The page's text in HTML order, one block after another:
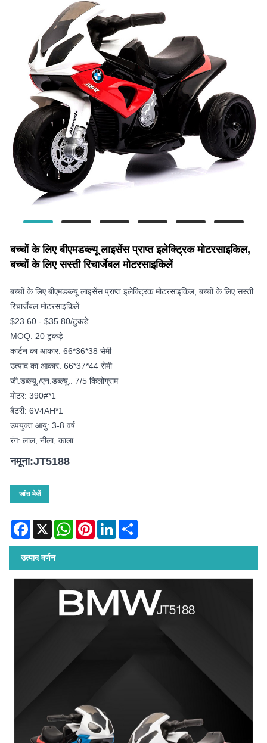
बच्चों के लिए बीएमडब्ल्यू लाइसेंस प्राप्त इलेक्ट्रिक मोटरसाइकिल,
बच्चों के लिए सस्ती रिचार्जेबल मोटरसाइकिलें
बच्चों के लिए बीएमडब्ल्यू लाइसेंस प्राप्त इलेक्ट्रिक मोटरसाइकिल, बच्चों के लिए सस्ती
रिचार्जेबल मोटरसाइकिलें
$23.60 - $35.80/टुकड़े
MOQ: 20 टुकड़े
कार्टन का आकार: 66*36*38 सेमी
उत्पाद का आकार: 66*37*44 सेमी
जी.डब्ल्यू./एन.डब्ल्यू.: 7/5 किलोग्राम
मोटर: 390#*1
बैटरी: 6V4AH*1
उपयुक्त आयु: 3-8 वर्ष
रंग: लाल, नीला, काला
नमूना:JT5188
जांच भेजें
Facebook
X WhatsAppPinterestLinkedIn
उत्पाद वर्णन